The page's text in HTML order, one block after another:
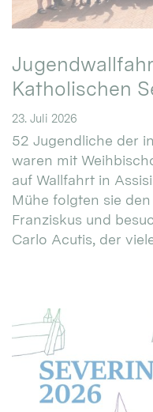
Katholischen
23. Juli 2026
52 Jugendliche der
waren mit
auf Wallfahrt in
Mühe folgten sie
Franziskus und
Carlo Acutis, der